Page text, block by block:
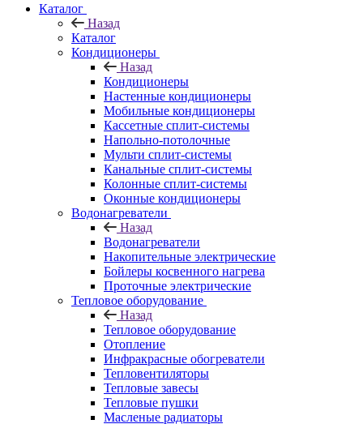
Каталог
Назад
Каталог
Кондиционеры
Назад
Кондиционеры
Настенные кондиционеры
Мобильные кондиционеры
Кассетные сплит-системы
Напольно-потолочные
Мульти сплит-системы
Канальные сплит-системы
Колонные сплит-системы
Оконные кондиционеры
Водонагреватели
Назад
Водонагреватели
Накопительные электрические
Бойлеры косвенного нагрева
Проточные электрические
Тепловое оборудование
Назад
Тепловое оборудование
Отопление
Инфракрасные обогреватели
Тепловентиляторы
Тепловые завесы
Тепловые пушки
Масленые радиаторы